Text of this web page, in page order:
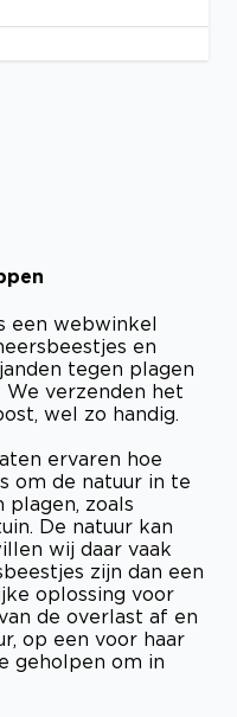
een webwinkel
en
tegen plagen
We verzenden het
wel zo handig.
ervaren hoe
om de natuur in te
zoals
De natuur kan
wij daar vaak
zijn dan een
oplossing voor
de overlast af en
op een voor haar
geholpen om in